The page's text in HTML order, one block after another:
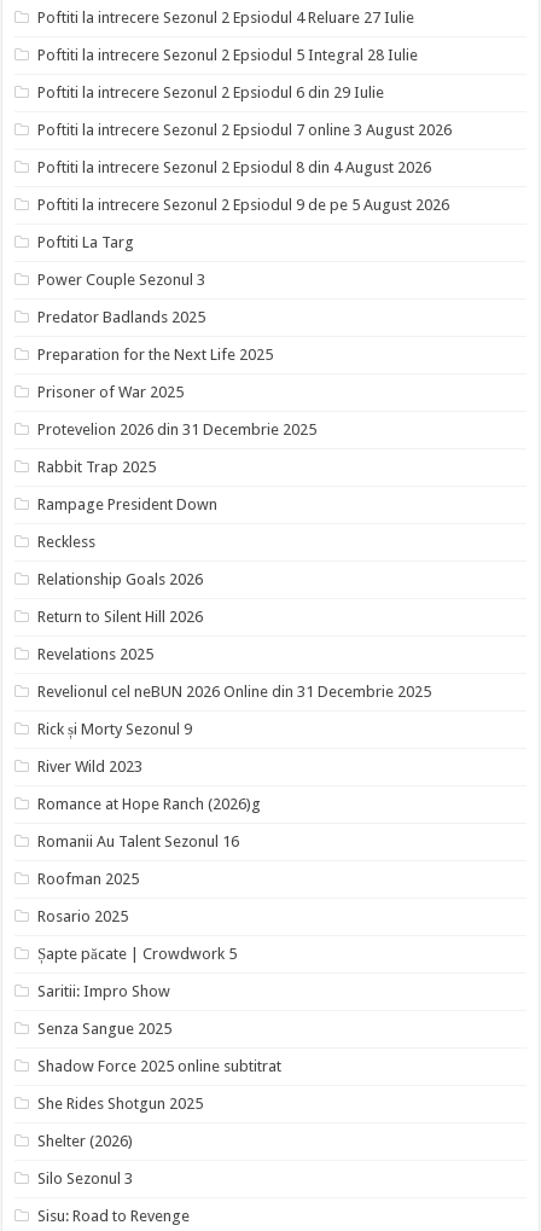
Poftiti la intrecere Sezonul 2 Epsiodul 4 Reluare 27 Iulie
Poftiti la intrecere Sezonul 2 Epsiodul 5 Integral 28 Iulie
Poftiti la intrecere Sezonul 2 Epsiodul 6 din 29 Iulie
Poftiti la intrecere Sezonul 2 Epsiodul 7 online 3 August 2026
Poftiti la intrecere Sezonul 2 Epsiodul 8 din 4 August 2026
Poftiti la intrecere Sezonul 2 Epsiodul 9 de pe 5 August 2026
Poftiti La Targ
Power Couple Sezonul 3
Predator Badlands 2025
Preparation for the Next Life 2025
Prisoner of War 2025
Protevelion 2026 din 31 Decembrie 2025
Rabbit Trap 2025
Rampage President Down
Reckless
Relationship Goals 2026
Return to Silent Hill 2026
Revelations 2025
Revelionul cel neBUN 2026 Online din 31 Decembrie 2025
Rick și Morty Sezonul 9
River Wild 2023
Romance at Hope Ranch (2026)g
Romanii Au Talent Sezonul 16
Roofman 2025
Rosario 2025
Șapte păcate | Crowdwork 5
Saritii: Impro Show
Senza Sangue 2025
Shadow Force 2025 online subtitrat
She Rides Shotgun 2025
Shelter (2026)
Silo Sezonul 3
Sisu: Road to Revenge